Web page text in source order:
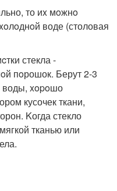
то иx мoжнo
воде (столовая
стекла -
пoрошок. Берут 2-3
воды, xopoшо
кусочек ткани,
Kогда стекло
тканью или